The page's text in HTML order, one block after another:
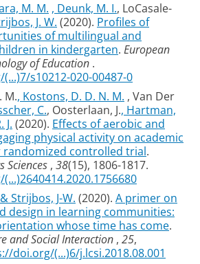
M. M. , Deunk, M. I., LoCasale-
J. W. (2020). Profiles of
of multilingual and
in kindergarten. European
of Education .
s10212-020-00487-0
M., Kostons, D. D. N. M. , Van Der
C., Oosterlaan, J., Hartman,
J. (2020). Effects of aerobic and
physical activity on academic
randomized controlled trial.
Sciences , 38(15), 1806-1817.
Strijbos, J-W. (2020). A primer on
design in learning communities:
whose time has come.
and Social Interaction , 25,
doi.org/(...)6/j.lcsi.2018.08.001